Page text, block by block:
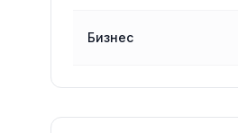
Бизнес